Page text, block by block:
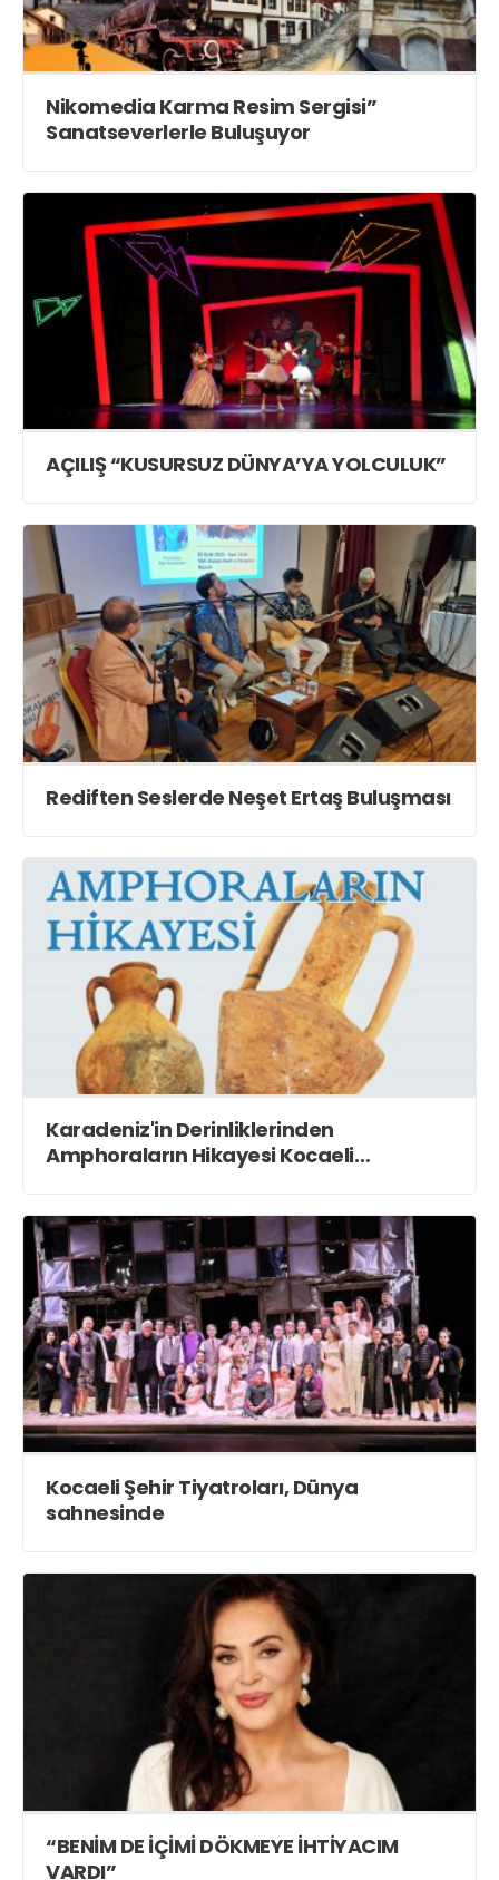
Nikomedia Karma Resim Sergisi”
Sanatseverlerle Buluşuyor
AÇILIŞ “KUSURSUZ DÜNYA’YA YOLCULUK”
Rediften Seslerde Neşet Ertaş Buluşması
Karadeniz'in Derinliklerinden
Amphoraların Hikayesi Kocaeli
Kocaeli Şehir Tiyatroları, Dünya
sahnesinde
“BENİM DE İÇİMİ DÖKMEYE İHTİYACIM
VARDI”